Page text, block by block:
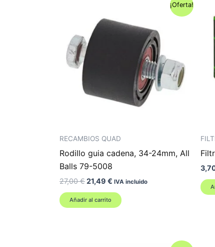
¡Oferta!
RECAMBIOS QUAD
Rodillo guia cadena, 34-24mm, All
Balls 79-5008
27,00€El
original
era:
21,49 € El
actual
es:
IVA incluido
Añadir al carrito